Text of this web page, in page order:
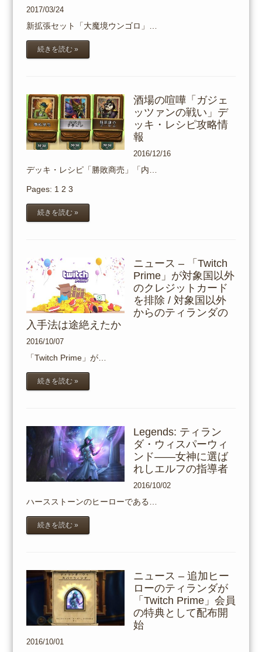
2017/03/24
新拡張セット「大魔境ウンゴロ」…
続きを読む »
酒場の喧嘩「ガジェ
ッツァンの戦い」デ
ッキ・レシピ攻略情
報
2016/12/16
デッキ・レシピ「勝敗商売」「内…
Pages: 1 2 3
続きを読む »
ニュース – 「Twitch
Prime」が対象国以外
のクレジットカード
を排除 / 対象国以外
からのティランダの
入手法は途絶えたか
2016/10/07
「Twitch Prime」が…
続きを読む »
Legends: ティラン
ダ・ウィスパーウィ
ンド――女神に選ば
れしエルフの指導者
2016/10/02
ハースストーンのヒーローである…
続きを読む »
ニュース – 追加ヒー
ローのティランダが
「Twitch Prime」会員
の特典として配布開
始
2016/10/01